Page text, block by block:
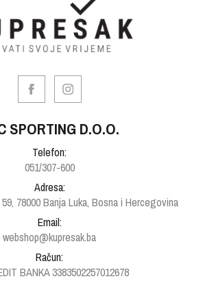
SPORTING D.O.O.
Telefon:
051/307-600
Adresa:
78000 Banja Luka, Bosna i Hercegovina
Email:
webshop@kupresak.ba
Račun:
BANKA 3383502257012678